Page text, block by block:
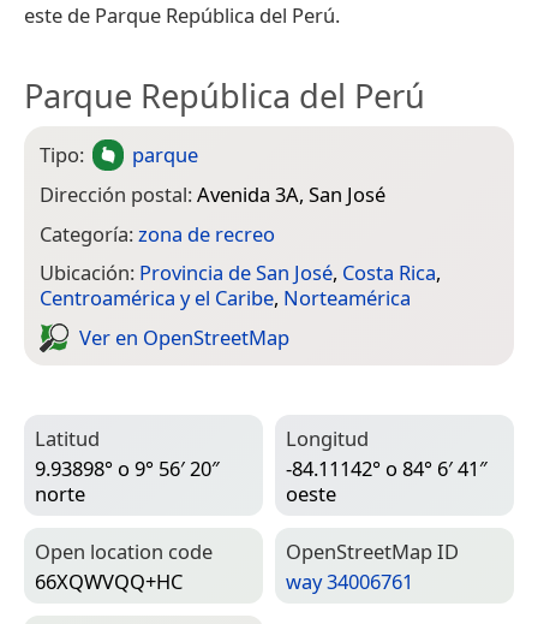
este de Parque República del Perú.
Parque República del Perú
Tipo:
parque
Dirección postal:Avenida 3A, San José
Categoría:zona de recreo
Ubicación: Provincia de San José, Costa Rica,
Centroamérica y el Caribe, Norteamérica
Ver en Open­Street­Map
Latitud
9.93898° o 9° 56′ 20″
norte
Longitud
-84.11142° o 84° 6′ 41″
oeste
Open location code
66XQWVQQ+HC
Open­Street­Map ID
way 34006761